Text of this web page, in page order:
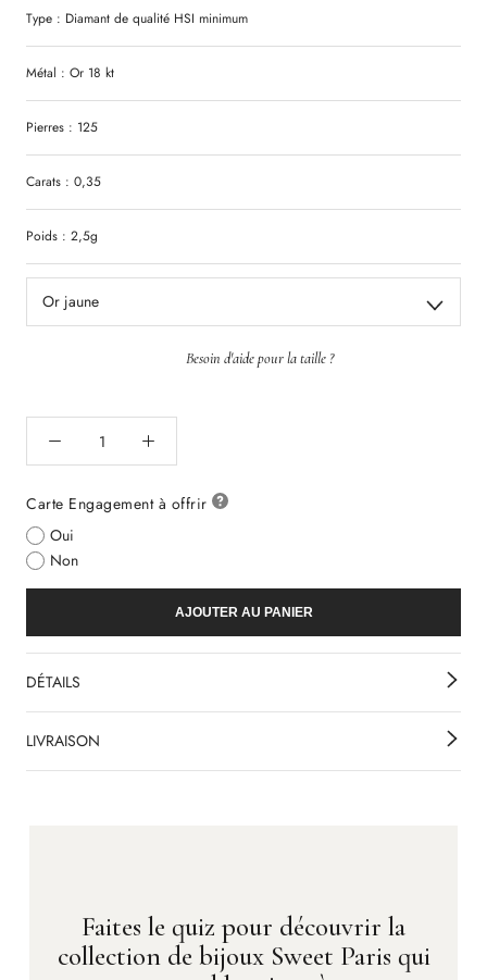
Type : Diamant de qualité HSI minimum
Métal : Or 18 kt
Pierres : 125
Carats : 0,35
Poids : 2,5g
Or jaune
Besoin d'aide pour la taille ?
Carte Engagement à offrir
Oui
Non
AJOUTER AU PANIER
DÉTAILS
LIVRAISON
Faites le quiz pour découvrir la
collection de bijoux Sweet Paris qui